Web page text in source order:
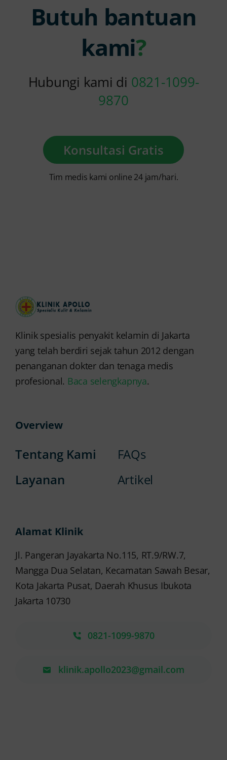
Butuh bantuan
kami?
Hubungi kami di 0821-1099-
9870
Konsultasi Gratis
Tim medis kami online 24 jam/hari.
Klinik spesialis penyakit kelamin di Jakarta
yang telah berdiri sejak tahun 2012 dengan
penanganan dokter dan tenaga medis
profesional. Baca selengkapnya.
Overview
Tentang Kami
Layanan
FAQs
Artikel
Alamat Klinik
Jl. Pangeran Jayakarta No.115, RT.9/RW.7,
Mangga Dua Selatan, Kecamatan Sawah Besar,
Kota Jakarta Pusat, Daerah Khusus Ibukota
Jakarta 10730
0821-1099-9870
klinik.apollo2023@gmail.com